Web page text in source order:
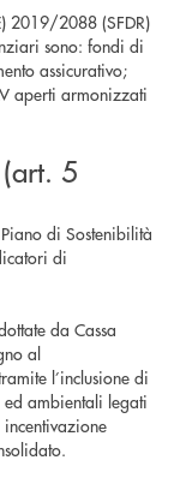
2019/2088 (SFDR)
sono: fondi di
assicurativo;
aperti armonizzati
5
di Sostenibilità
di
da Cassa
al
l’inclusione di
ambientali legati